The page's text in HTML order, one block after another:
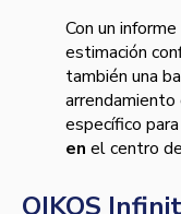
Con un
estimación
también una
específico para
en el centro
OIKOS